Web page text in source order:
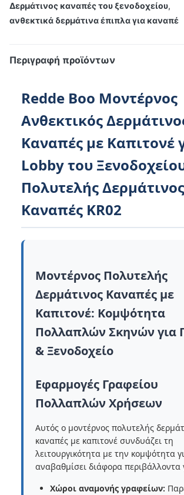
Δερμάτινος καναπές του ξενοδοχείου,
ανθεκτικά δερμάτινα έπιπλα για καναπέ
Περιγραφή προϊόντων
Redde Boo Μοντέρνος
Ανθεκτικός
Καναπές με Καπιτονέ
Lobby του
Πολυτελής Δερμάτινος
Καναπές KR02
Μοντέρνος Πολυτελής
Δερμάτινος Καναπές με
Καπιτονέ: Κομψότητα
Πολλαπλών Σκηνών για
& Ξενοδοχείο
Εφαρμογές Γραφείου
Πολλαπλών Χρήσεων
Αυτός ο μοντέρνος πολυτελής
καναπές με καπιτονέ συνδυάζει τη
λειτουργικότητα με την κομψότητα
αναβαθμίσει διάφορα περιβάλλοντα
Χώροι αναμονής γραφείων: